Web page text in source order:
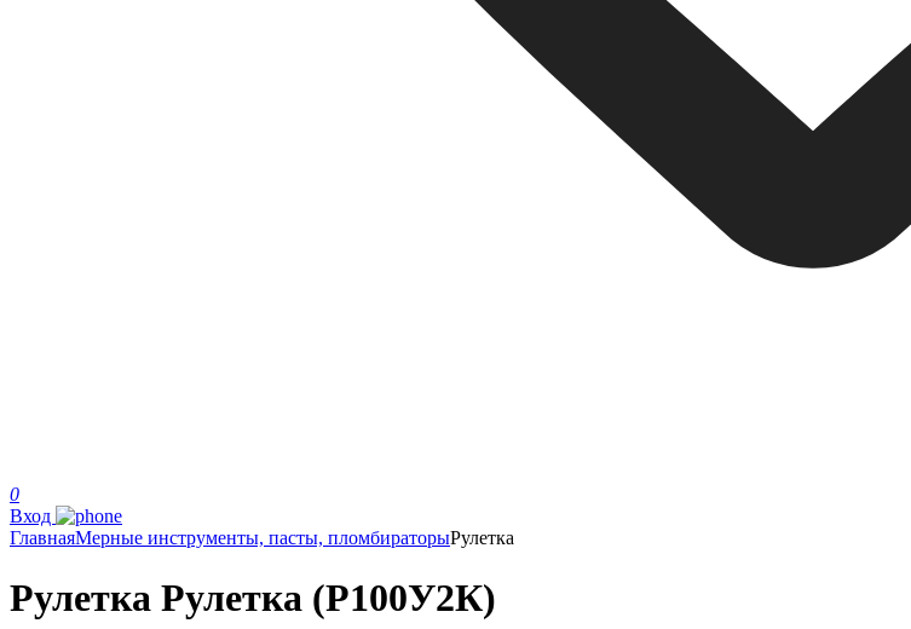
0
Вход
ГлавнаяМерные инструменты, пасты, пломбираторыРулетка
Рулетка Рулетка (Р100У2К)